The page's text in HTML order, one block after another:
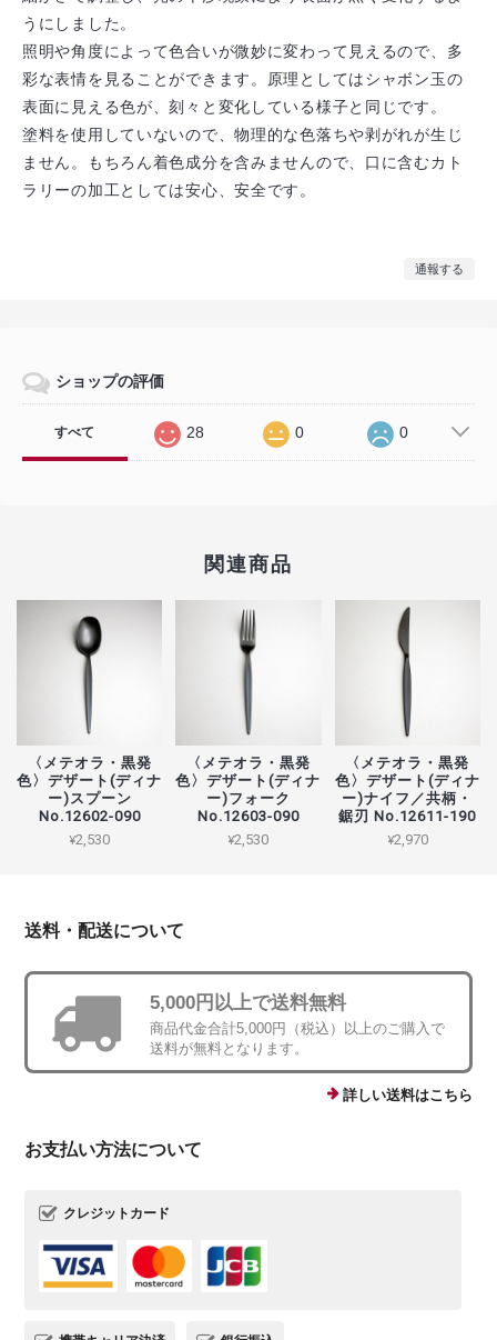
うにしました。
照明や角度によって色合いが微妙に変わって見えるので、多
彩な表情を見ることができます。原理としてはシャボン玉の
表面に見える色が、刻々と変化している様子と同じです。
塗料を使用していないので、物理的な色落ちや剥がれが生じ
ません。もちろん着色成分を含みませんので、口に含むカト
ラリーの加工としては安心、安全です。
通報する
ショップの評価
すべて 28 0 0
関連商品
〈メテオラ・黒発
色〉デザート(ディナ
ー)スプーン
No.12602-090
¥2,530
〈メテオラ・黒発
色〉デザート(ディナ
ー)フォーク
No.12603-090
¥2,530
〈メテオラ・黒発
色〉デザート(ディナ
ー)ナイフ／共柄・
鋸刃 No.12611-190
¥2,970
送料・配送について
5,000円以上で送料無料
商品代金合計5,000円（税込）以上のご購入で
送料が無料となります。
詳しい送料はこちら
お支払い方法について
クレジットカード